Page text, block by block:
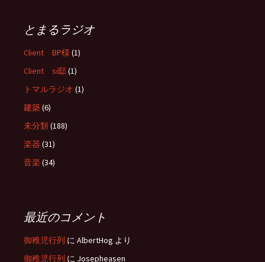
とまるラジオ
Client BP様 (1)
Client si邸 (1)
トマルラジオ (1)
建築(6)
未分類(188)
楽器 (31)
音楽 (34)
最近のコメント
御稚児行列 に AlbertHog より
御稚児行列 に Josepheasen